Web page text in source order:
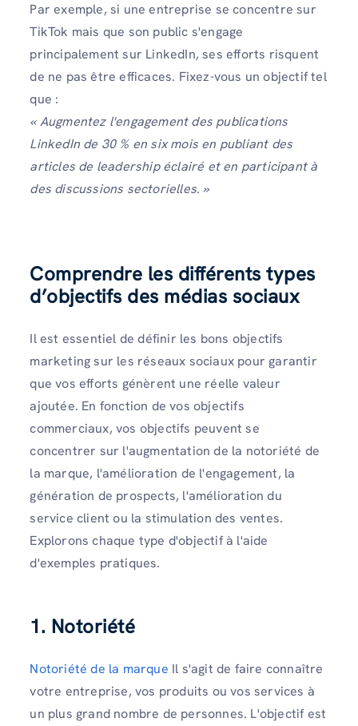
Par exemple, si une entreprise se concentre sur
TikTok mais que son public s'engage
principalement sur LinkedIn, ses efforts risquent
de ne pas être efficaces. Fixez-vous un objectif tel
que :
« Augmentez l'engagement des publications
LinkedIn de 30 % en six mois en publiant des
articles de leadership éclairé et en participant à
des discussions sectorielles. »
Comprendre les différents types
d’objectifs des médias sociaux
Il est essentiel de définir les bons objectifs
marketing sur les réseaux sociaux pour garantir
que vos efforts génèrent une réelle valeur
ajoutée. En fonction de vos objectifs
commerciaux, vos objectifs peuvent se
concentrer sur l'augmentation de la notoriété de
la marque, l'amélioration de l'engagement, la
génération de prospects, l'amélioration du
service client ou la stimulation des ventes.
Explorons chaque type d'objectif à l'aide
d'exemples pratiques.
1. Notoriété
Notoriété de la marque Il s'agit de faire connaître
votre entreprise, vos produits ou vos services à
un plus grand nombre de personnes. L'objectif est